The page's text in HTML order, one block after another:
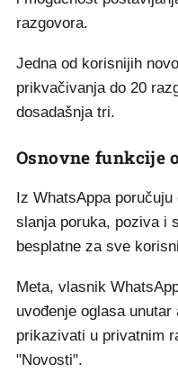
razgovora.
Jedna od korisnijih
prikvačivanja do 20
dosadašnja tri.
Osnovne funkcije
Iz WhatsAppa
slanja poruka, poziva i
besplatne za sve
Meta, vlasnik
uvođenje oglasa
prikazivati u privatnim
"Novosti".